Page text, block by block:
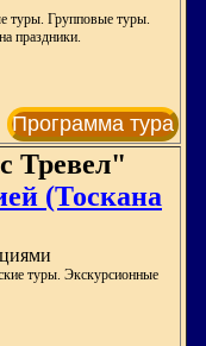
туры. Групповые туры.
праздники.
Программа тура
Тревел"
(Тоскана
туры. Экскурсионные